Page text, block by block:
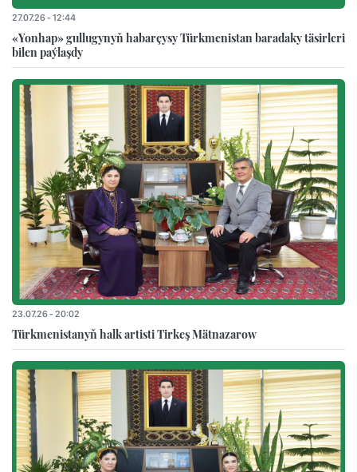
27.07.26 - 12:44
«Yonhap» gullugynyň habarçysy Türkmenistan baradaky täsirleri
bilen paýlaşdy
23.07.26 - 20:02
Türkmenistanyň halk artisti Tirkeş Mätnazarow